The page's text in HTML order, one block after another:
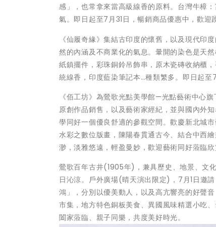
感」，也常拿來當高級線香的原料。台灣牛樟
氣。即日起至7月31日，暢銷商品優惠中，歡迎
《仙履奇緣》集結古印度的懷舊，以及現代印
然的內涵及不商業化的氣息。暈開的染色是天
紙鎮擺件，彩珠銅鈴吊飾串，原木瓷磚收納櫃
統線香，印度藍染筆記本…種類繁多。即日起至
《佰工坊》為鶯歌光點美學館—光點藝術中心
原創作品銷售，以及藝術家經紀，並與國內外
學同好一個優良舒適的參觀空間。歡慶新北城
水彩之數位版畫，陳陽春貫通古今、結合中西
渺，淡雅悠遠，輕盈曼妙，歡迎藝術同好蒞臨欣
鶯歌百年古井(1905年)，兼具歷史、地景、文
日沁涼。戶外廣場(晴天演出限定)，7月1日邀
鴻」，分別以優美動人，以及高亢響亮的好聲
市集，地方特色銅板美食、異國風味精選小吃
闔家蒞臨、親子同樂，共度美好時光。